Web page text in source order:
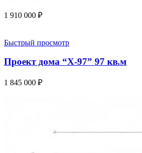
1 910 000 ₽
Быстрый просмотр
Проект дома “Х-97” 97 кв.м
1 845 000 ₽